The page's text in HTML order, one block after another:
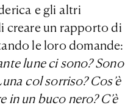
e gli altri
creare un rapporto di
le loro domande:
lune ci sono? Sono
col sorriso? Cos’è
in un buco nero? C’è